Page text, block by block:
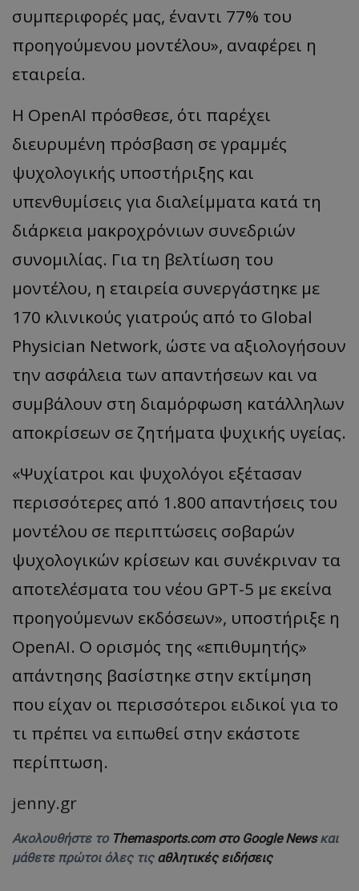
συμπεριφορές μας, έναντι 77% του
προηγούμενου μοντέλου», αναφέρει η
εταιρεία.
Η OpenAI πρόσθεσε, ότι παρέχει
διευρυμένη πρόσβαση σε γραμμές
ψυχολογικής υποστήριξης και
υπενθυμίσεις για διαλείμματα κατά τη
διάρκεια μακροχρόνιων συνεδριών
συνομιλίας. Για τη βελτίωση του
μοντέλου, η εταιρεία συνεργάστηκε με
170 κλινικούς γιατρούς από το Global
Physician Network, ώστε να αξιολογήσουν
την ασφάλεια των απαντήσεων και να
συμβάλουν στη διαμόρφωση κατάλληλων
αποκρίσεων σε ζητήματα ψυχικής υγείας.
«Ψυχίατροι και ψυχολόγοι εξέτασαν
περισσότερες από 1.800 απαντήσεις του
μοντέλου σε περιπτώσεις σοβαρών
ψυχολογικών κρίσεων και συνέκριναν τα
αποτελέσματα του νέου GPT-5 με εκείνα
προηγούμενων εκδόσεων», υποστήριξε η
OpenAI. Ο ορισμός της «επιθυμητής»
απάντησης βασίστηκε στην εκτίμηση
που είχαν οι περισσότεροι ειδικοί για το
τι πρέπει να ειπωθεί στην εκάστοτε
περίπτωση.
jenny.gr
Ακολουθήστε το Themasports.com στο Google Newsκαι
μάθετε πρώτοι όλες τις αθλητικές ειδήσεις